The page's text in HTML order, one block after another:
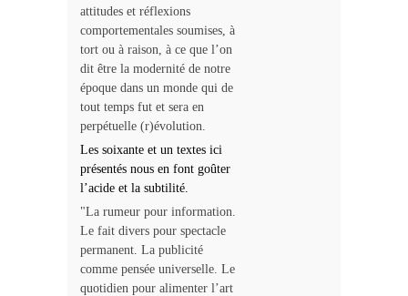
attitudes et réflexions
comportementales soumises, à
tort ou à raison, à ce que l’on
dit être la modernité de notre
époque dans un monde qui de
tout temps fut et sera en
perpétuelle (r)évolution.
Les soixante et un textes ici
présentés nous en font goûter
l’acide et la subtilité.
"La rumeur pour information.
Le fait divers pour spectacle
permanent. La publicité
comme pensée universelle. Le
quotidien pour alimenter l’art